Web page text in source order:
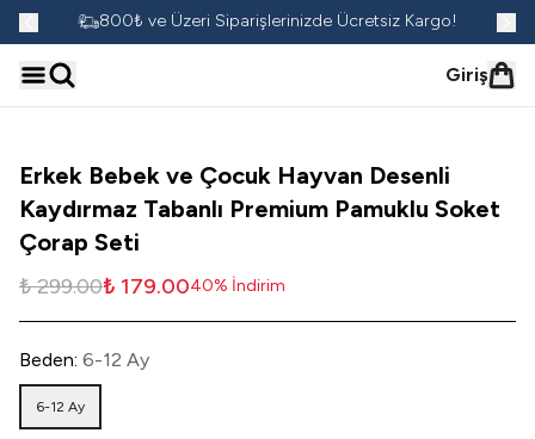
800₺ ve Üzeri Siparişlerinizde Ücretsiz Kargo!
Giriş
Erkek Bebek ve Çocuk Hayvan Desenli
Kaydırmaz Tabanlı Premium Pamuklu Soket
Çorap Seti
₺ 299.00₺ 179.0040% İndirim
Beden: 6-12 Ay
6-12 Ay